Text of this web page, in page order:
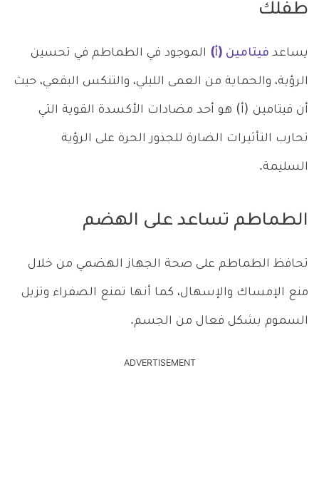
طفلك
يساعد فيتامين (أ) الموجود في الطماطم في تحسين
الرؤية، والحماية من العمى الليلي، والتنكس البقعي، حيث
أن فيتامين (أ) هو أحد مضادات الأكسدة القوية التي
تحارب التأثيرات الضارة للجذور الحرة على الرؤية
السليمة.
الطماطم تساعد على الهضم
تحافظ الطماطم على صحة الجهاز الهضمي من خلال
منع الإمساك والإسهال، كما أنها تمنع الصفراء وتزيل
السموم بشكل فعال من الجسم.
ADVERTISEMENT